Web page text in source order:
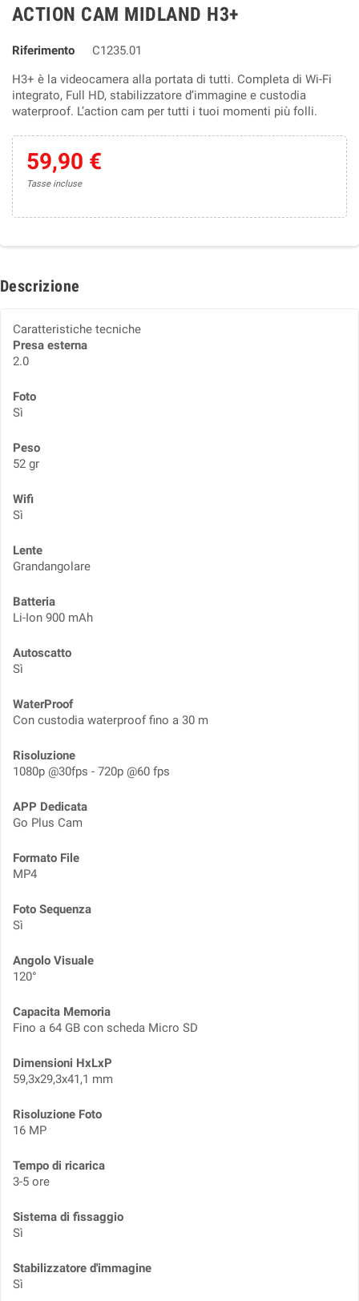
ACTION CAM MIDLAND H3+
Riferimento
C1235.01
H3+ è la videocamera alla portata di tutti. Completa di Wi-Fi
integrato, Full HD, stabilizzatore d’immagine e custodia
waterproof. L’action cam per tutti i tuoi momenti più folli.
59,90 €
Tasse incluse
Descrizione
Caratteristiche tecniche
Presa esterna
2.0
Foto
Sì
Peso
52 gr
Wifi
Sì
Lente
Grandangolare
Batteria
Li-Ion 900 mAh
Autoscatto
Sì
WaterProof
Con custodia waterproof fino a 30 m
Risoluzione
1080p @30fps - 720p @60 fps
APP Dedicata
Go Plus Cam
Formato File
MP4
Foto Sequenza
Sì
Angolo Visuale
120°
Capacita Memoria
Fino a 64 GB con scheda Micro SD
Dimensioni HxLxP
59,3x29,3x41,1 mm
Risoluzione Foto
16 MP
Tempo di ricarica
3-5 ore
Sistema di fissaggio
Sì
Stabilizzatore d'immagine
Sì